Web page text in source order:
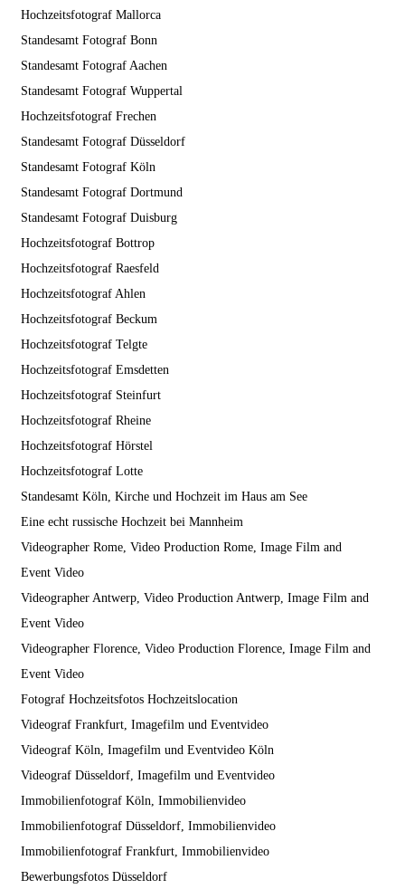
Hochzeitsfotograf Mallorca
Standesamt Fotograf Bonn
Standesamt Fotograf Aachen
Standesamt Fotograf Wuppertal
Hochzeitsfotograf Frechen
Standesamt Fotograf Düsseldorf
Standesamt Fotograf Köln
Standesamt Fotograf Dortmund
Standesamt Fotograf Duisburg
Hochzeitsfotograf Bottrop
Hochzeitsfotograf Raesfeld
Hochzeitsfotograf Ahlen
Hochzeitsfotograf Beckum
Hochzeitsfotograf Telgte
Hochzeitsfotograf Emsdetten
Hochzeitsfotograf Steinfurt
Hochzeitsfotograf Rheine
Hochzeitsfotograf Hörstel
Hochzeitsfotograf Lotte
Standesamt Köln, Kirche und Hochzeit im Haus am See
Eine echt russische Hochzeit bei Mannheim
Videographer Rome, Video Production Rome, Image Film and
Event Video
Videographer Antwerp, Video Production Antwerp, Image Film and
Event Video
Videographer Florence, Video Production Florence, Image Film and
Event Video
Fotograf Hochzeitsfotos Hochzeitslocation
Videograf Frankfurt, Imagefilm und Eventvideo
Videograf Köln, Imagefilm und Eventvideo Köln
Videograf Düsseldorf, Imagefilm und Eventvideo
Immobilienfotograf Köln, Immobilienvideo
Immobilienfotograf Düsseldorf, Immobilienvideo
Immobilienfotograf Frankfurt, Immobilienvideo
Bewerbungsfotos Düsseldorf